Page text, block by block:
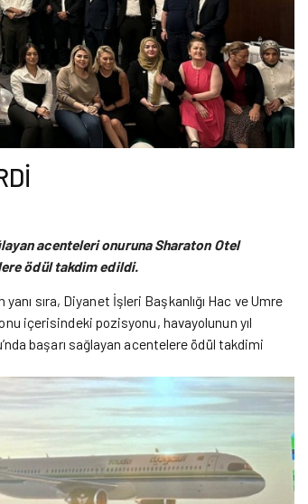
acenteleri onuruna Sharaton Otel
ödül takdim edildi.
sıra, Diyanet İşleri Başkanlığı Hac ve Umre
içerisindeki pozisyonu, havayolunun yıl
başarı sağlayan acentelere ödül takdimi